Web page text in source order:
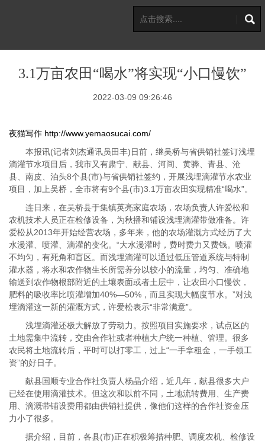
3.1万亩农田“喝水”将实现“小口慢饮”
2022-03-09 09:26:46
夜猫写作 http://www.yemaosucai.com/
本报讯(记者刘杰通讯员田丰)日前，继吴桥与省供销社签订浅埋
滴灌节水项目后，我市又有肃宁、献县、河间、黄骅、青县、沧
县、南皮、泊头8个县(市)与省供销社签约，开展浅埋滴灌节水农业
项目，加上吴桥，全市将有9个县(市)3.1万亩农田实现精准“喝水”。
连日来，在吴桥县于集镇英亮家庭农场，农场负责人许爱松和
农机技术人员正在检修设备，为秋播和铺设浅埋滴灌带做准备。许
爱松从2013年开始经营农场，多年来，他的农场灌溉方式经历了大
水漫灌、喷灌、滴灌的变化。“大水漫灌时，费时费力又费钱。喷灌
不均匀，有死角和盲区。而浅埋滴灌可以通过低压管道系统与特制
灌水器，将水和农作物生长所需养分以较小的流量，均匀、准确地
输送到农作物根部附近的土壤表面或者土层中，让农田小口慢饮，
肥料的吸收率比喷灌增加40%—50%，而且实现大幅度节水。”对浅
埋滴灌这一新的灌溉方式，许爱松表示“非常满意”。
浅埋滴灌还极大解放了劳动力。按照项目实施要求，试点区的
土地需集中流转，交由合作社或者种植大户统一种植、管理。很多
农民将土地流转后，平时可以打零工，过上“一手拿租金，一手领工
资”的好日子。
献县国顺专业合作社负责人杨晶介绍，近几年，献县很多大户
已经在使用滴灌技术。但这次和以前不同，土地流转费用、生产费
用、滴溉带铺设费用都由供销社提供，像他们这样的合作社资金压
力小了很多。
据介绍，目前，各县(市)正在积极筹措种肥、调度农机、检修设